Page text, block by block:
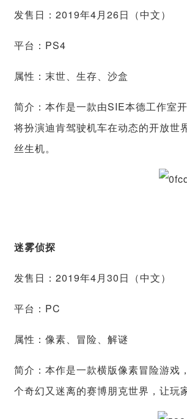
发售日：2019年4月26日（中文）
平台：PS4
属性：末世、生存、沙盒
简介：本作是一款由SIE本德工作室
将扮演迪肯驾驶机车在动态的开放世
丝生机。
迷雾侦探
发售日：2019年4月30日（中文）
平台：PC
属性：像素、冒险、解谜
简介：本作是一款横版像素冒险游戏
个奇幻又迷离的赛博朋克世界，让玩